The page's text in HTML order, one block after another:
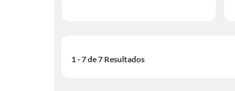
1 - 7 de 7 Resultados